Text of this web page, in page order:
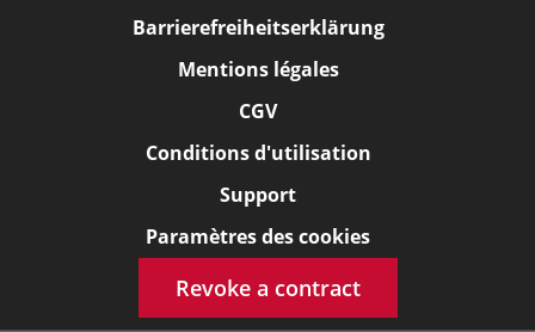
Barrierefreiheitserklärung
Mentions légales
CGV
Conditions d'utilisation
Support
Paramètres des cookies
Revoke a contract